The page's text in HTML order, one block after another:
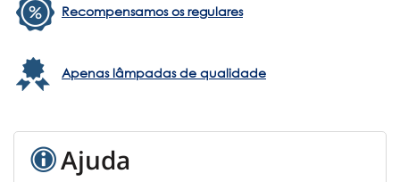
Recompensamos os regulares
Apenas lâmpadas de qualidade
Ajuda